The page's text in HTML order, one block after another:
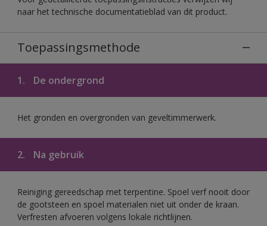
naar het technische documentatieblad van dit product.
Toepassingsmethode
1. De ondergrond
Het gronden en overgronden van geveltimmerwerk.
2. Na gebruik
Reiniging gereedschap met terpentine. Spoel verf nooit door
de gootsteen en spoel materialen niet uit onder de kraan.
Verfresten afvoeren volgens lokale richtlijnen.